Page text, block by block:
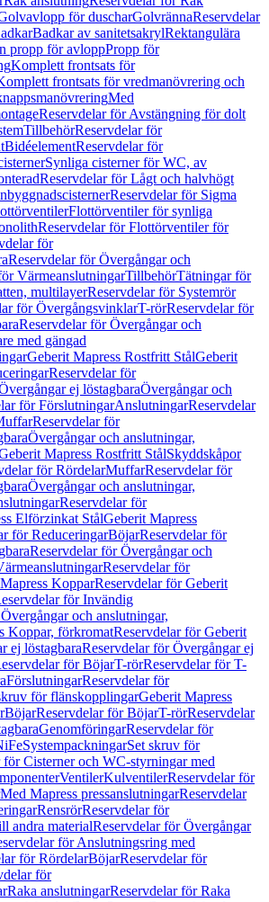
för duscharGolvrännaReservdelar
Badkar av sanitetsakrylRektangulära
propp för avloppPropp för
Komplett frontsats för
frontsats för vredmanövrering och
Med
Reservdelar för Avstängning för dolt
TillbehörReservdelar för
BidéelementReservdelar för
Synliga cisterner för WC, av
Reservdelar för Lågt och halvhögt
Reservdelar för Sigma
Flottörventiler för synliga
Reservdelar för Flottörventiler för
för
Reservdelar för Övergångar och
VärmeanslutningarTillbehörTätningar för
multilayerReservdelar för Systemrör
för ÖvergångsvinklarT-rörReservdelar för
Reservdelar för Övergångar och
med gängad
Geberit Mapress Rostfritt StålGeberit
Reservdelar för
ej löstagbaraÖvergångar och
för FörslutningarAnslutningarReservdelar
Reservdelar för
Övergångar och anslutningar,
Mapress Rostfritt StålSkyddskåpor
för RördelarMuffarReservdelar för
Övergångar och anslutningar,
Reservdelar för
Elförzinkat StålGeberit Mapress
för ReduceringarBöjarReservdelar för
Reservdelar för Övergångar och
Reservdelar för
KopparReservdelar för Geberit
för Invändig
och anslutningar,
Koppar, förkromatReservdelar för Geberit
ej löstagbaraReservdelar för Övergångar ej
för BöjarT-rörReservdelar för T-
FörslutningarReservdelar för
för flänskopplingarGeberit Mapress
BöjarReservdelar för BöjarT-rörReservdelar
GenomföringarReservdelar för
SystempackningarSet skruv för
för Cisterner och WC-styrningar med
VentilerKulventilerReservdelar för
Med Mapress pressanslutningarReservdelar
RensrörReservdelar för
andra materialReservdelar för Övergångar
för Anslutningsring med
för RördelarBöjarReservdelar för
för
Raka anslutningarReservdelar för Raka